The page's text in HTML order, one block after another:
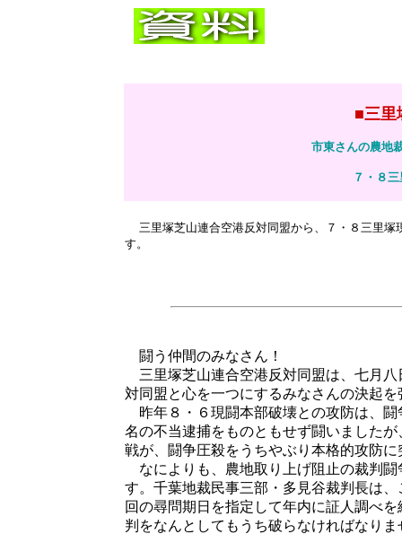
■三里
市東さんの農地
７・８
三里塚芝山連合空港反対同盟から、７・８三里
す。
闘う仲間のみなさん！
三里塚芝山連合空港反対同盟は、七月八
対同盟と心を一つにするみなさんの決起を
昨年８・６現闘本部破壊との攻防は、闘
名の不当逮捕をものともせず闘いました
戦が、闘争圧殺をうちやぶり本格的攻防に
なによりも、農地取り上げ阻止の裁判闘
す。千葉地裁民事三部・多見谷裁判長は
回の尋問期日を指定して年内に証人調べ
判をなんとしてもうち破らなければなりま